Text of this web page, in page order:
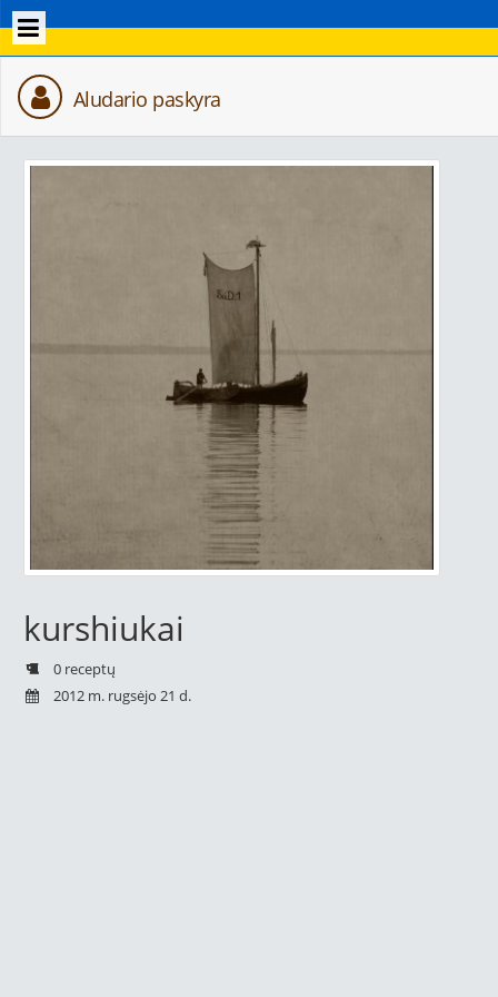
Aludario paskyra
kurshiukai
0 receptų
2012 m. rugsėjo 21 d.